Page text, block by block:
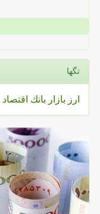
تگها
ارز بازار بانك اقتصاد